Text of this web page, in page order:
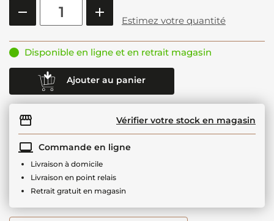
Estimez votre quantité
Disponible en ligne et en retrait magasin
Ajouter au panier
Vérifier votre stock en magasin
Commande en ligne
Livraison à domicile
Livraison en point relais
Retrait gratuit en magasin